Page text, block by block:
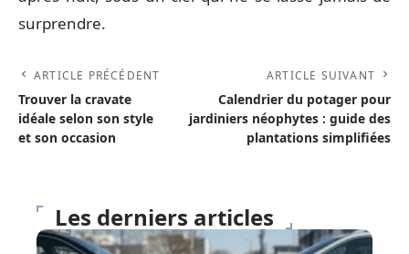
surprendre.
ARTICLE PRÉCÉDENT
Trouver la cravate
idéale selon son style
et son occasion
ARTICLE SUIVANT
Calendrier du potager pour
jardiniers néophytes : guide des
plantations simplifiées
Les derniers articles